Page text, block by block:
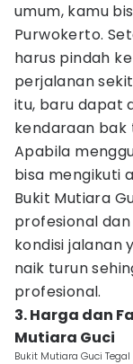
umum, kamu
Purwokerto.
harus pindah
perjalanan
itu, baru dapat
kendaraan bak
Apabila
bisa mengikuti
Bukit Mutiara
profesional
kondisi jalanan
naik turun
profesional.
3. Harga dan
Mutiara Guci
Bukit Mutiara Guci